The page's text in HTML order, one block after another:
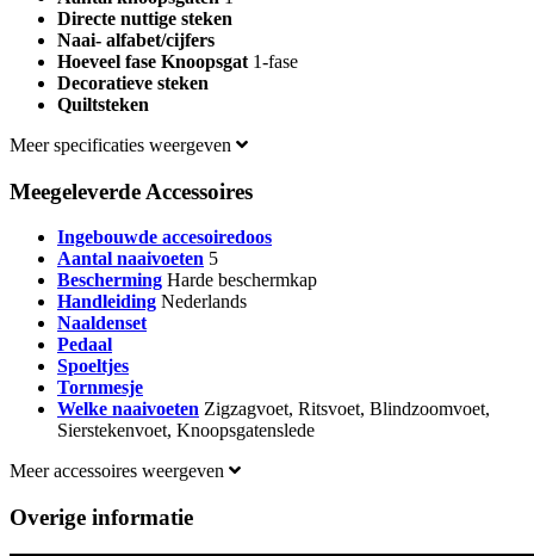
Directe nuttige steken
Naai- alfabet/cijfers
Hoeveel fase Knoopsgat 1-fase
Decoratieve steken
Quiltsteken
Meer specificaties weergeven
Meegeleverde Accessoires
Ingebouwde accesoiredoos
Aantal naaivoeten 5
Bescherming Harde beschermkap
Handleiding Nederlands
Naaldenset
Pedaal
Spoeltjes
Tornmesje
Welke naaivoeten Zigzagvoet, Ritsvoet, Blindzoomvoet,
Sierstekenvoet, Knoopsgatenslede
Meer accessoires weergeven
Overige informatie